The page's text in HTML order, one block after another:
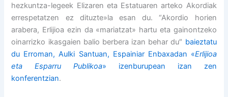
hezkuntza-legeek Elizaren eta Estatuaren arteko Akordiak
errespetatzen ez dituzte»la esan du. “Akordio horien
arabera, Erlijioa ezin da «mariatzat» hartu eta gainontzeko
oinarrizko ikasgaien balio berbera izan behar du″ baieztatu
du Erroman, Aulki Santuan, Espainiar Enbaxadan «Erlijioa
eta Esparru Publikoa» izenburupean izan zen
konferentzian.